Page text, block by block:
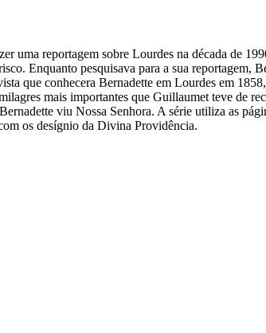
reportagem sobre Lourdes na década de
Enquanto pesquisava para a sua reportagem,
que conhecera Bernadette em Lourdes em
mais importantes que Guillaumet teve de
viu Nossa Senhora. A série utiliza as
os desígnio da Divina Providência.